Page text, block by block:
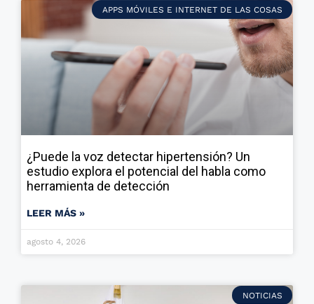
APPS MÓVILES E INTERNET DE LAS COSAS
¿Puede la voz detectar hipertensión? Un
estudio explora el potencial del habla como
herramienta de detección
LEER MÁS »
agosto 4, 2026
NOTICIAS